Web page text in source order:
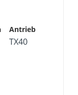
TX40